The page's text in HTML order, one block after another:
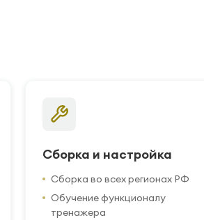
Сборка и настройка
Сборка во всех регионах РФ
Обучение функционалу
тренажера